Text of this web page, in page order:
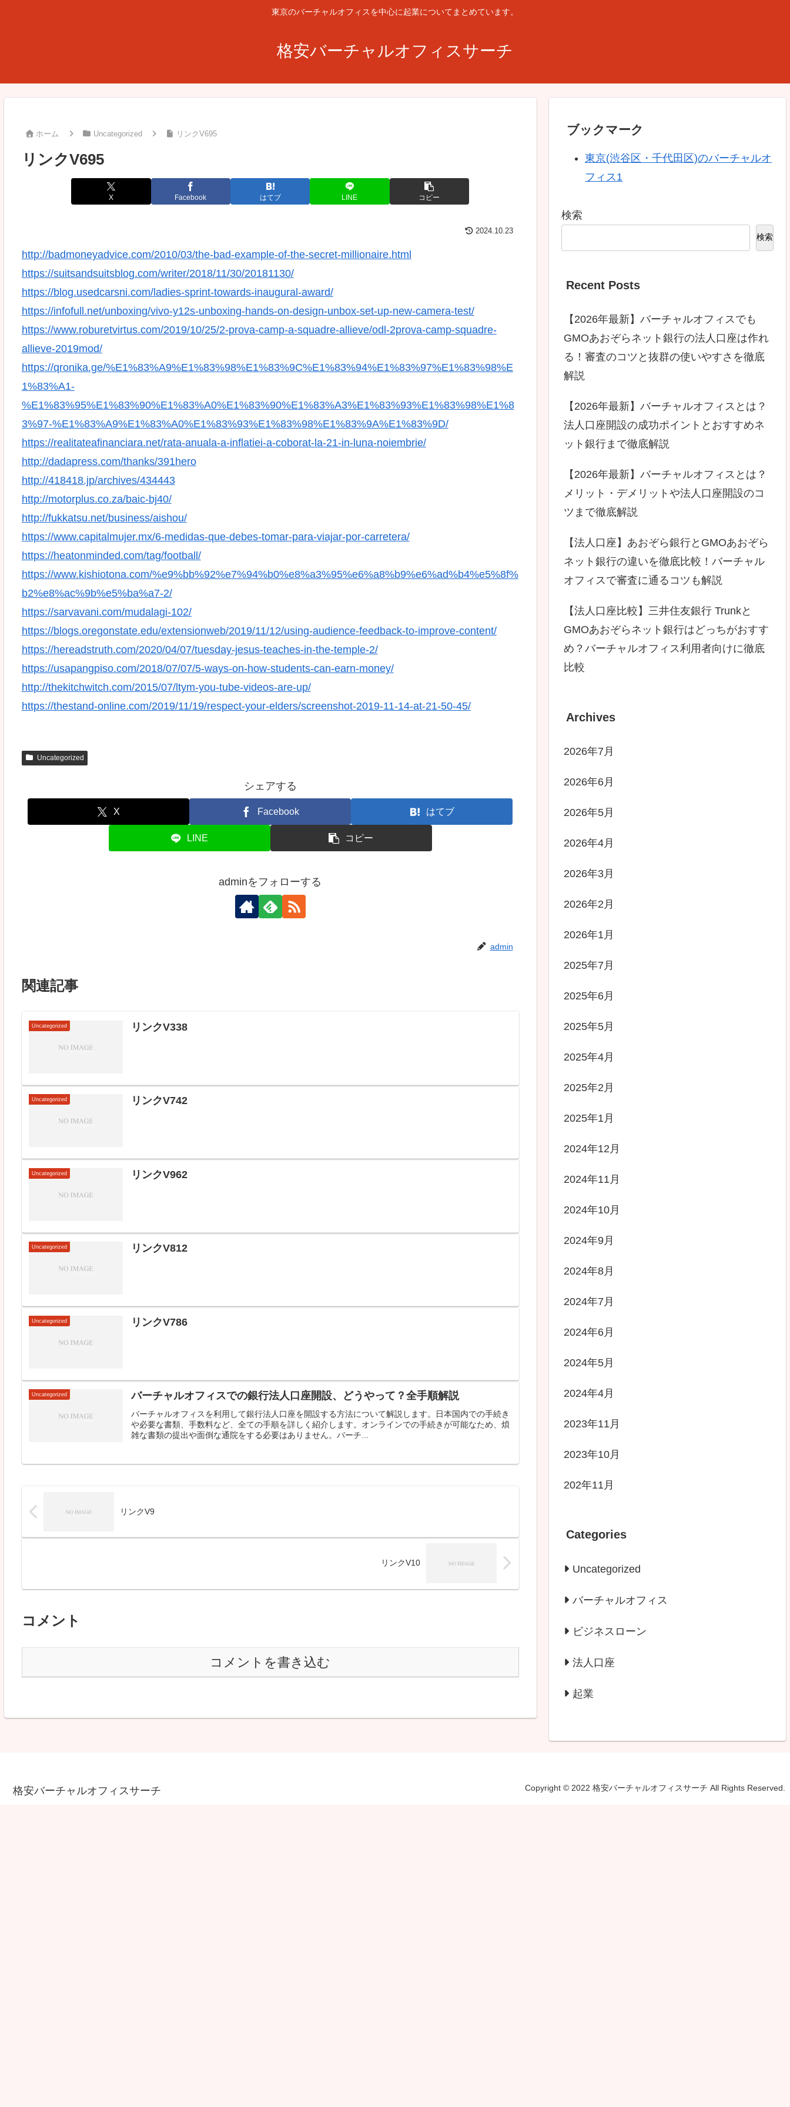
東京のバーチャルオフィスを中心に起業についてまとめています。
格安バーチャルオフィスサーチ
ホーム Uncategorized リンクV695
リンクV695
X Facebook はてブ LINE コピー
2024.10.23
http://badmoneyadvice.com/2010/03/the-bad-example-of-the-secret-millionaire.html
https://suitsandsuitsblog.com/writer/2018/11/30/20181130/
https://blog.usedcarsni.com/ladies-sprint-towards-inaugural-award/
https://infofull.net/unboxing/vivo-y12s-unboxing-hands-on-design-unbox-set-up-new-camera-test/
https://www.roburetvirtus.com/2019/10/25/2-prova-camp-a-squadre-allieve/odl-2prova-camp-squadre-
allieve-2019mod/
https://qronika.ge/%E1%83%A9%E1%83%98%E1%83%9C%E1%83%94%E1%83%97%E1%83%98%E
1%83%A1-
%E1%83%95%E1%83%90%E1%83%A0%E1%83%90%E1%83%A3%E1%83%93%E1%83%98%E1%8
3%97-%E1%83%A9%E1%83%A0%E1%83%93%E1%83%98%E1%83%9A%E1%83%9D/
https://realitateafinanciara.net/rata-anuala-a-inflatiei-a-coborat-la-21-in-luna-noiembrie/
http://dadapress.com/thanks/391hero
http://418418.jp/archives/434443
http://motorplus.co.za/baic-bj40/
http://fukkatsu.net/business/aishou/
https://www.capitalmujer.mx/6-medidas-que-debes-tomar-para-viajar-por-carretera/
https://heatonminded.com/tag/football/
https://www.kishiotona.com/%e9%bb%92%e7%94%b0%e8%a3%95%e6%a8%b9%e6%ad%b4%e5%8f%
b2%e8%ac%9b%e5%ba%a7-2/
https://sarvavani.com/mudalagi-102/
https://blogs.oregonstate.edu/extensionweb/2019/11/12/using-audience-feedback-to-improve-content/
https://hereadstruth.com/2020/04/07/tuesday-jesus-teaches-in-the-temple-2/
https://usapangpiso.com/2018/07/07/5-ways-on-how-students-can-earn-money/
http://thekitchwitch.com/2015/07/ltym-you-tube-videos-are-up/
https://thestand-online.com/2019/11/19/respect-your-elders/screenshot-2019-11-14-at-21-50-45/
Uncategorized
シェアする
X Facebook はてブ
LINE コピー
adminをフォローする
admin
関連記事
Uncategorized リンクV338
Uncategorized リンクV742
Uncategorized リンクV962
Uncategorized リンクV812
Uncategorized リンクV786
Uncategorized バーチャルオフィスでの銀行法人口座開設、どうやって？全手順解説
バーチャルオフィスを利用して銀行法人口座を開設する方法について解説します。日本国内での手続き
や必要な書類、手数料など、全ての手順を詳しく紹介します。オンラインでの手続きが可能なため、煩
雑な書類の提出や面倒な通院をする必要はありません。バーチ...
リンクV9
リンクV10
コメント
コメントを書き込む
ブックマーク
東京(渋谷区・千代田区)のバーチャルオ
フィス1
検索
検索
Recent Posts
【2026年最新】バーチャルオフィスでも
GMOあおぞらネット銀行の法人口座は作れ
る！審査のコツと抜群の使いやすさを徹底
解説
【2026年最新】バーチャルオフィスとは？
法人口座開設の成功ポイントとおすすめネ
ット銀行まで徹底解説
【2026年最新】バーチャルオフィスとは？
メリット・デメリットや法人口座開設のコ
ツまで徹底解説
【法人口座】あおぞら銀行とGMOあおぞら
ネット銀行の違いを徹底比較！バーチャル
オフィスで審査に通るコツも解説
【法人口座比較】三井住友銀行 Trunkと
GMOあおぞらネット銀行はどっちがおすす
め？バーチャルオフィス利用者向けに徹底
比較
Archives
2026年7月
2026年6月
2026年5月
2026年4月
2026年3月
2026年2月
2026年1月
2025年7月
2025年6月
2025年5月
2025年4月
2025年2月
2025年1月
2024年12月
2024年11月
2024年10月
2024年9月
2024年8月
2024年7月
2024年6月
2024年5月
2024年4月
2023年11月
2023年10月
202年11月
Categories
Uncategorized
バーチャルオフィス
ビジネスローン
法人口座
起業
格安バーチャルオフィスサーチ Copyright © 2022 格安バーチャルオフィスサーチ All Rights Reserved.